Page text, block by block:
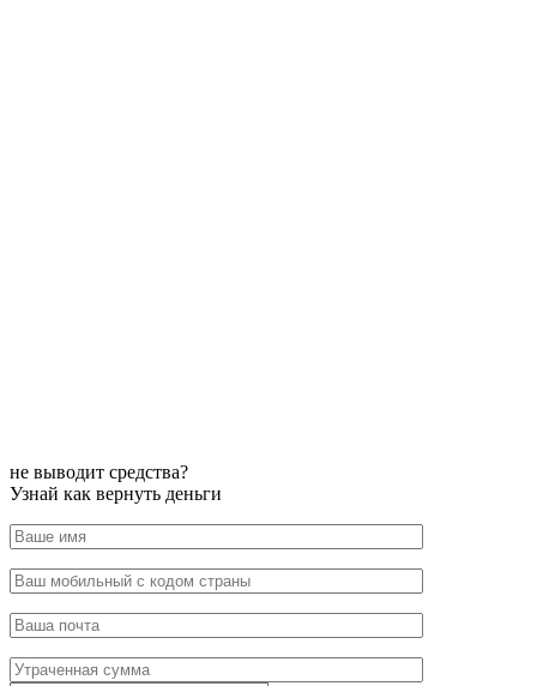
не выводит средства?
Узнай как вернуть деньги